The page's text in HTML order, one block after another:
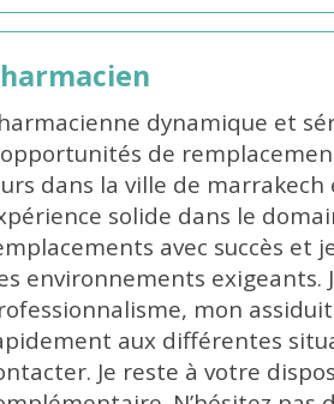
dynamique et
de
dans la ville de marrakech
solide dans le
avec succès et
environnements exigeants.
mon
aux différentes
Je reste à votre